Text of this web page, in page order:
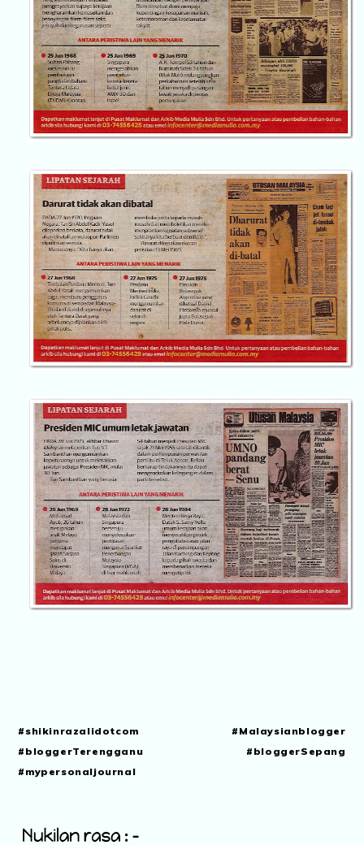
#shikinrazalidotcom #Malaysianblogger
#bloggerTerengganu #bloggerSepang
#mypersonaljournal